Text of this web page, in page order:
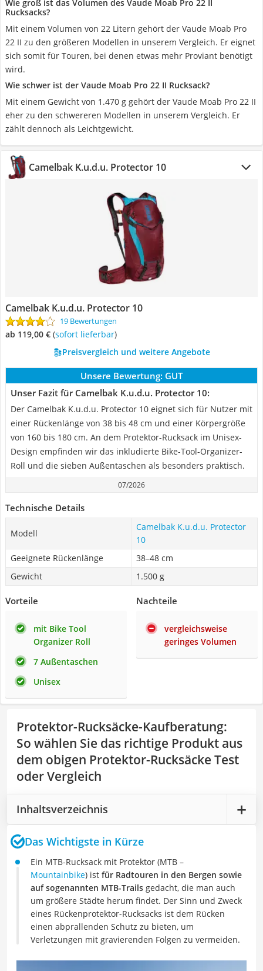
Wie groß ist das Volumen des Vaude Moab Pro 22 II
Rucksacks?
Mit einem Volumen von 22 Litern gehört der Vaude Moab Pro
22 II zu den größeren Modellen in unserem Vergleich. Er eignet
sich somit für Touren, bei denen etwas mehr Proviant benötigt
wird.
Wie schwer ist der Vaude Moab Pro 22 II Rucksack?
Mit einem Gewicht von 1.470 g gehört der Vaude Moab Pro 22 II
eher zu den schwereren Modellen in unserem Vergleich. Er
zählt dennoch als Leichtgewicht.
Camelbak K.u.d.u. Protector 10
Camelbak K.u.d.u. Protector 10
19 Bewertungen
ab 119,00 € ( Sofort lieferbar)
Preisvergleich und weitere Angebote
Unsere Bewertung: GUT
Unser Fazit für Camelbak K.u.d.u. Protector 10:
Der Camelbak K.u.d.u. Protector 10 eignet sich für Nutzer mit
einer Rückenlänge von 38 bis 48 cm und einer Körpergröße
von 160 bis 180 cm. An dem Protektor-Rucksack im Unisex-
Design empfinden wir das inkludierte Bike-Tool-Organizer-
Roll und die sieben Außentaschen als besonders praktisch.
07/2026
Technische Details
Modell
Camelbak K.u.d.u. Protector
10
Geeignete Rückenlänge
38–48 cm
Gewicht
1.500 g
Vorteile
mit Bike Tool
Organizer Roll
7 Außentaschen
Unisex
Nachteile
vergleichsweise
geringes Volumen
Protektor-Rucksäcke-Kaufberatung:
So wählen Sie das richtige Produkt aus
dem obigen Protektor-Rucksäcke Test
oder Vergleich
Inhaltsverzeichnis
Das Wichtigste in Kürze
Ein MTB-Rucksack mit Protektor (MTB –
Mountainbike) ist für Radtouren in den Bergen sowie
auf sogenannten MTB-Trails gedacht, die man auch
um größere Städte herum findet. Der Sinn und Zweck
eines Rückenprotektor-Rucksacks ist dem Rücken
einen abprallenden Schutz zu bieten, um
Verletzungen mit gravierenden Folgen zu vermeiden.